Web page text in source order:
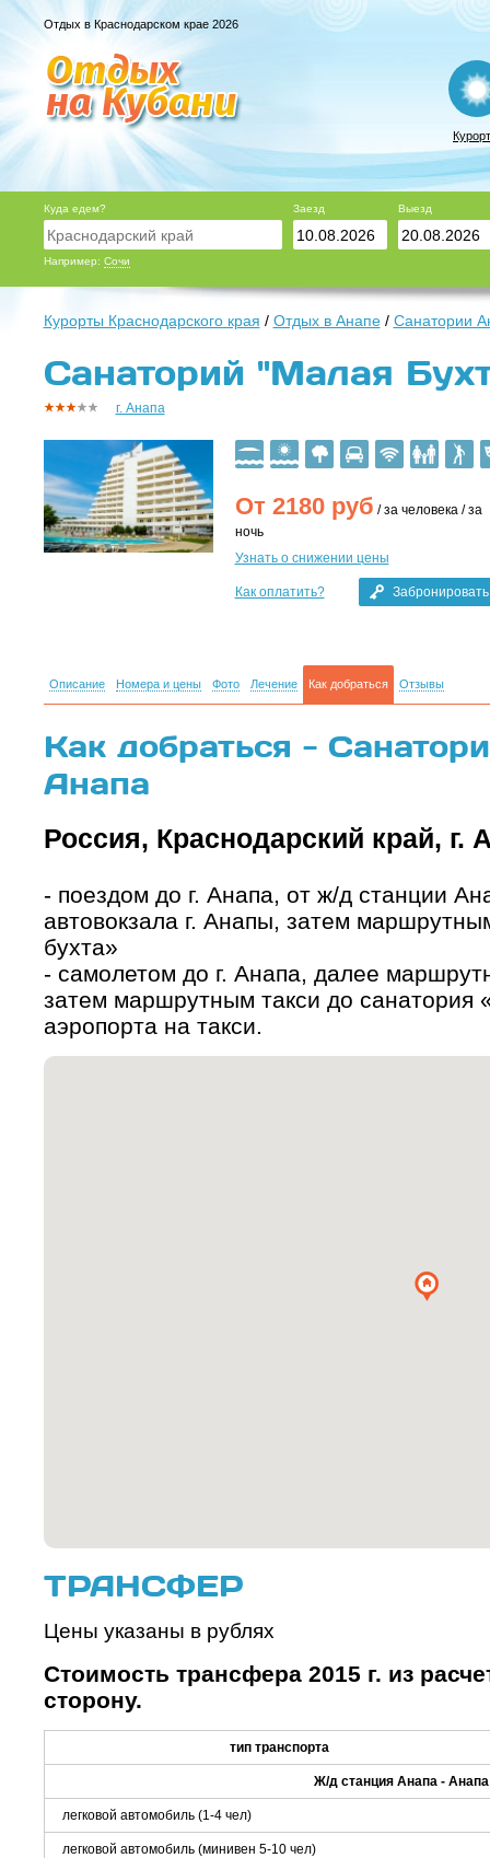
Отдых в Краснодарском крае 2026
Куда едем?
Например: Сочи
Заезд Выезд
Курорты Краснодарского края / Отдых в Анапе/ Санатории
Санаторий "Малая
г. Анапа
От 2180руб / за человека / за
ночь
Узнать о снижении цены
Как оплатить? Забронировать
Описание Номера и цены Фото Лечение Как добраться Отзывы
Как добраться -
Анапа
Россия, Краснодарский край, г.
- поездом до г. Анапа, от ж/д станции
автовокзала г. Анапы, затем
бухта»
- самолетом до г. Анапа, далее
затем маршрутным такси до санатория
аэропорта на такси.
ТРАНСФЕР
Цены указаны в рублях
Стоимость трансфера 2015 г. из
сторону.
тип транспорта
Ж/д станция Анапа - Анапа
легковой автомобиль (1-4 чел)
легковой автомобиль (минивен 5-10 чел)